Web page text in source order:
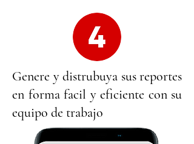
Genere y distrubuya sus reportes
en forma facil y eficiente con su
equipo de trabajo